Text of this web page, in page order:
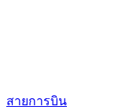
สายการบิน